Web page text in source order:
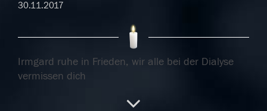
30.11.2017
Irmgard ruhe in Frieden, wir alle bei der Dialyse
vermissen dich